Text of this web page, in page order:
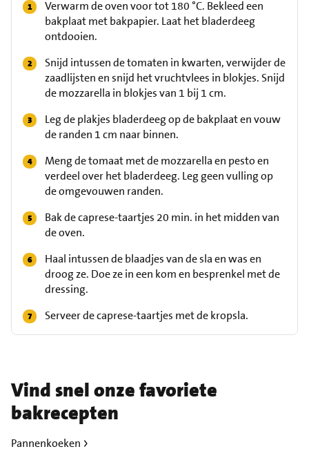
Verwarm de oven voor tot 180 °C. Bekleed een
bakplaat met bakpapier. Laat het bladerdeeg
ontdooien.
Snijd intussen de tomaten in kwarten, verwijder de
zaadlijsten en snijd het vruchtvlees in blokjes. Snijd
de mozzarella in blokjes van 1 bij 1 cm.
Leg de plakjes bladerdeeg op de bakplaat en vouw
de randen 1 cm naar binnen.
Meng de tomaat met de mozzarella en pesto en
verdeel over het bladerdeeg. Leg geen vulling op
de omgevouwen randen.
Bak de caprese-taartjes 20 min. in het midden van
de oven.
Haal intussen de blaadjes van de sla en was en
droog ze. Doe ze in een kom en besprenkel met de
dressing.
Serveer de caprese-taartjes met de kropsla.
Vind snel onze favoriete
bakrecepten
Pannenkoeken